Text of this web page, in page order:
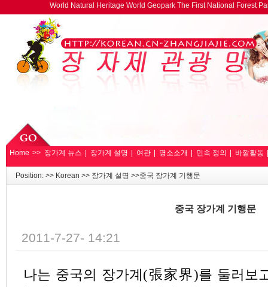
World Natural Heritage World Geopark The First National
Home >> 장가계 뉴스 장가계 설명 여관 명소소개 민속 정의 바깥활동
Position: >> Korean >> 장가계 설명 >>중국 장가계 기행문
중국 장가계 기행문
2011-7-27- 14:21
나는 중국의 장가계(張家界)를 둘러보